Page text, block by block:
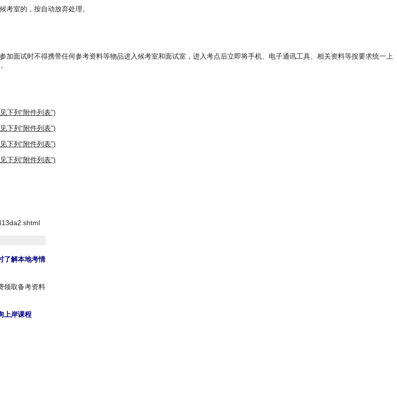
考室的，按自动放弃处理。
面试时不得携带任何参考资料等物品进入候考室和面试室，进入考点后立即将手机、电子通讯工具、相关资料等按要求统一上
下列“附件列表”)
下列“附件列表”)
下列“附件列表”)
下列“附件列表”)
了解本地考情
领取备考资料
上岸课程